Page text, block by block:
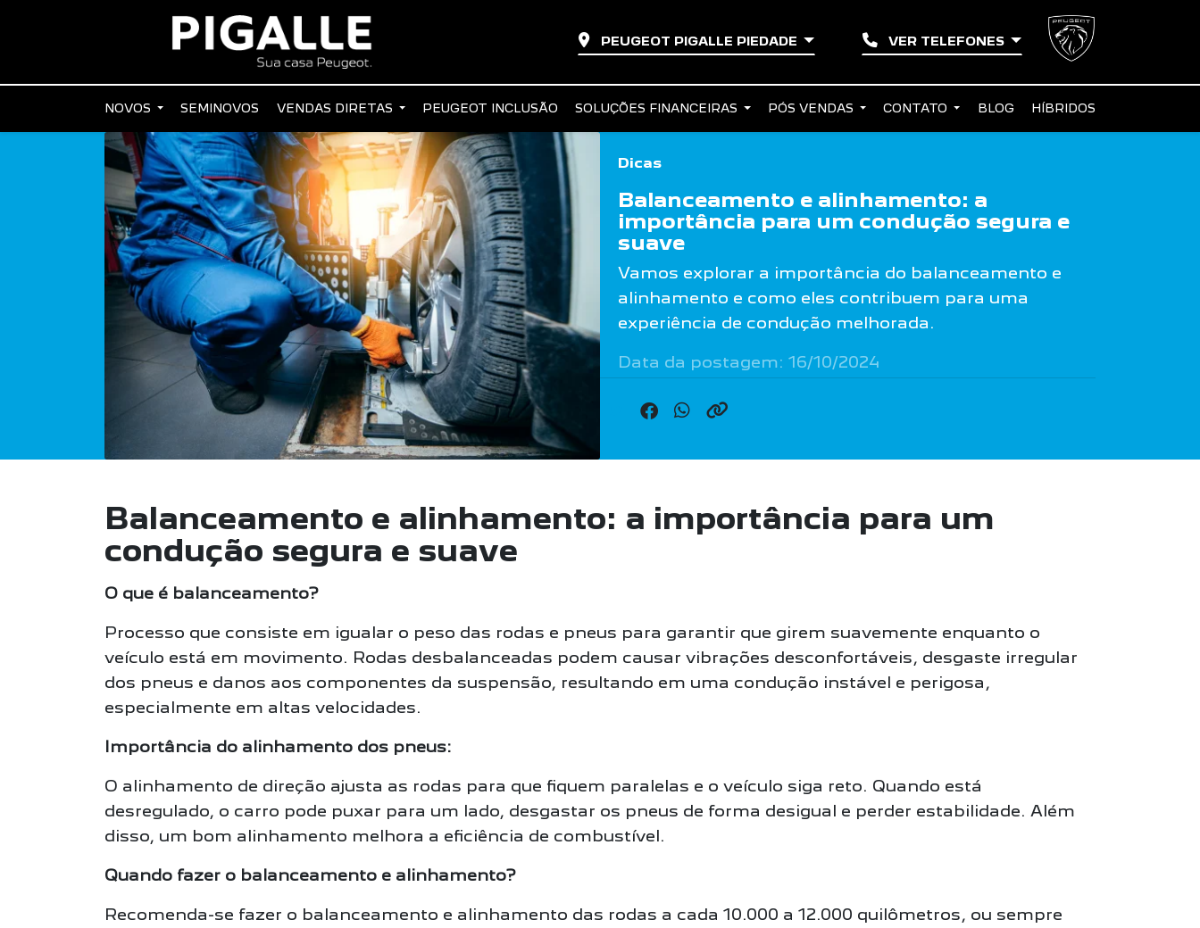
PEUGEOT PIGALLE PIEDADE VER TELEFONES
NOVOS SEMINOVOS VENDAS DIRETAS PEUGEOT INCLUSÃO SOLUÇÕES FINANCEIRAS PÓS VENDAS CONTATO BLOG HÍBRIDOS
Dicas
Balanceamento e alinhamento: a
importância para um condução segura e
suave
Vamos explorar a importância do balanceamento e
alinhamento e como eles contribuem para uma
experiência de condução melhorada.
Data da postagem: 16/10/2024
Balanceamento e alinhamento: a importância para um
condução segura e suave
O que é balanceamento?
Processo que consiste em igualar o peso das rodas e pneus para garantir que girem suavemente enquanto o
veículo está em movimento. Rodas desbalanceadas podem causar vibrações desconfortáveis, desgaste irregular
dos pneus e danos aos componentes da suspensão, resultando em uma condução instável e perigosa,
especialmente em altas velocidades.
Importância do alinhamento dos pneus:
O alinhamento de direção ajusta as rodas para que fiquem paralelas e o veículo siga reto. Quando está
desregulado, o carro pode puxar para um lado, desgastar os pneus de forma desigual e perder estabilidade. Além
disso, um bom alinhamento melhora a eficiência de combustível.
Quando fazer o balanceamento e alinhamento?
Recomenda-se fazer o balanceamento e alinhamento das rodas a cada 10.000 a 12.000 quilômetros, ou sempre